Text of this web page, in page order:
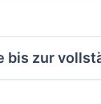
zur